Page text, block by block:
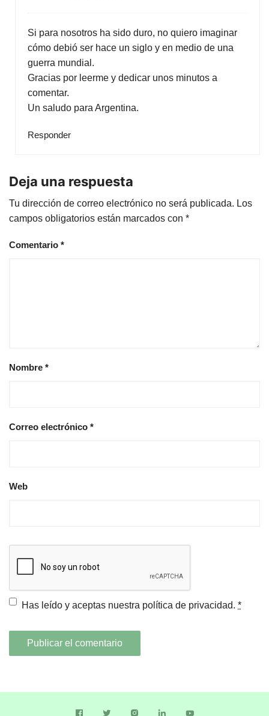
Si para nosotros ha sido duro, no quiero imaginar
cómo debió ser hace un siglo y en medio de una
guerra mundial.
Gracias por leerme y dedicar unos minutos a
comentar.
Un saludo para Argentina.
Responder
Deja una respuesta
Tu dirección de correo electrónico no será publicada. Los
campos obligatorios están marcados con *
Comentario *
Nombre *
Correo electrónico *
Web
Has leído y aceptas nuestra política de privacidad. *